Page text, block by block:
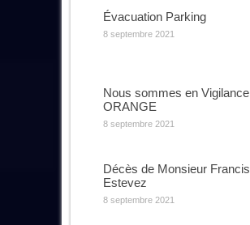
Évacuation Parking
8 septembre 2021
Nous sommes en Vigilance
ORANGE
8 septembre 2021
Décès de Monsieur Francis
Estevez
8 septembre 2021